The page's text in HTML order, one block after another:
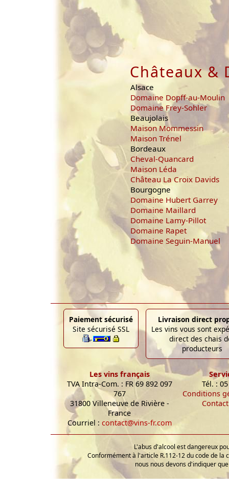
Châteaux &
Alsace
Domaine Dopff-au-Moulin
Domaine Frey-Sohler
Beaujolais
Maison Mommessin
Maison Trénel
Bordeaux
Cheval-Quancard
Maison Léda
Château La Croix Davids
Bourgogne
Domaine Hubert Garrey
Domaine Maillard
Domaine Lamy-Pillot
Domaine Rapet
Domaine Seguin-Manuel
Paiement sécurisé
Site sécurisé SSL
Livraison direct
Les vins vous sont
direct des chais
producteurs
Les vins français
TVA Intra-Com. : FR 69 892 097
767
31800 Villeneuve de Rivière -
France
Courriel : contact@vins-fr.com
Tél. :
Conditions
Contact
L'abus d'alcool est dangereux
Conformément à l'article R.112-12 du code de la
nous nous devons d'indiquer